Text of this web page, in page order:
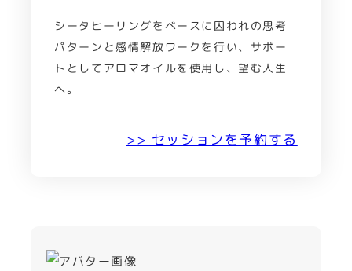
シータヒーリングをベースに囚われの思考
パターンと感情解放ワークを行い、サポー
トとしてアロマオイルを使用し、望む人生
へ。
>> セッションを予約する